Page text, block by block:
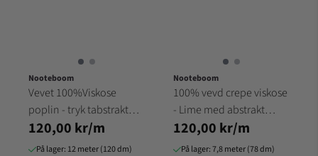
Nooteboom
Vevet 100%Viskose
poplin - tryk tabstrakt
mønster
120,00 kr/m
På lager: 12 meter (120 dm)
Nooteboom
100% vevd crepe viskose
- Lime med abstrakt
mønster
120,00 kr/m
På lager: 7,8 meter (78 dm)